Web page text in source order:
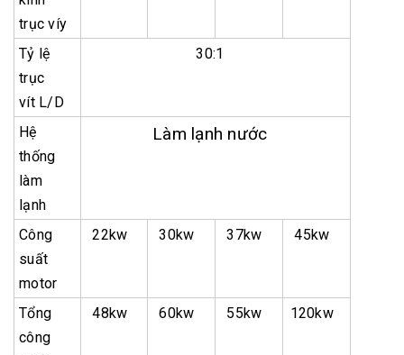
trục víy
Tỷ lệ
trục
vít L/D
30:1
Hệ
thống
làm
lạnh
Làm lạnh nước
Công
suất
motor
22kw 30kw 37kw 45kw
Tổng
công
48kw 60kw 55kw 120kw